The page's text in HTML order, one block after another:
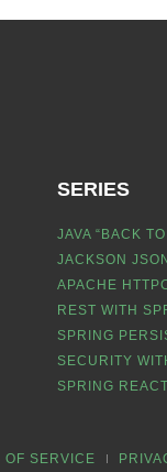
SERIES
JAVA “BACK
JACKSON
APACHE
REST WITH
SPRING
SECURITY
SPRING
OF SERVICE